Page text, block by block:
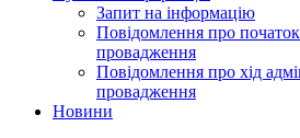
Запит на інформацію
Повідомлення про початок
провадження
Повідомлення про хід
провадження
Новини